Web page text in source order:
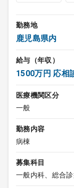
勤務地
鹿児島県内
給与（年収）
1500万円 応相
医療機関区分
一般
勤務内容
病棟
募集科目
一般内科、総合